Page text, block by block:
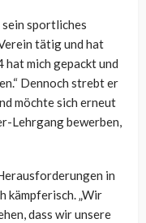
sein sportliches
tätig und hat
mich gepackt und
Dennoch strebt er
möchte sich erneut
Lehrgang bewerben,
in
kämpferisch. „Wir
dass wir unsere